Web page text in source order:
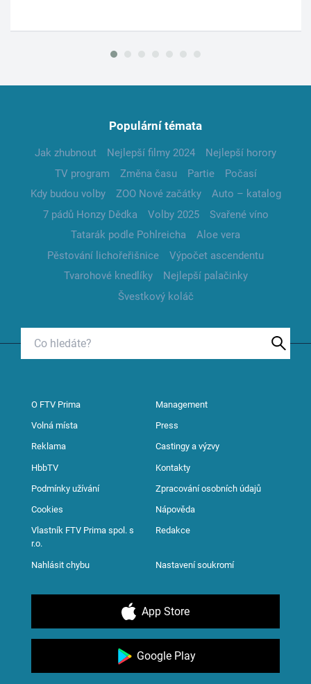
Populární témata
Jak zhubnout Nejlepší filmy 2024
Nejlepší horory
TV program
Změna času Partie
Počasí
Kdy budou volby
ZOO Nové začátky
Auto – katalog
7 pádů Honzy Dědka
Volby 2025
Svařené víno
Tatarák podle Pohlreicha
Aloe vera
Pěstování lichořeřišnice
Výpočet ascendentu
Tvarohové knedlíky
Nejlepší palačinky
Švestkový koláč
O FTV Prima Management
Volná místa Press
Reklama Castingy a výzvy
HbbTV Kontakty
Podmínky užívání Zpracování osobních údajů
Cookies Nápověda
Vlastník FTV Prima spol. s
r.o.
Redakce
Nahlásit chybu Nastavení soukromí
App Store
Google Play